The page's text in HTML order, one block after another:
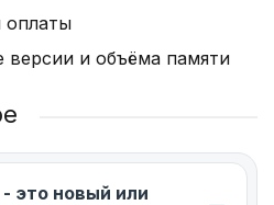
оплаты
и объёма памяти
- это новый или